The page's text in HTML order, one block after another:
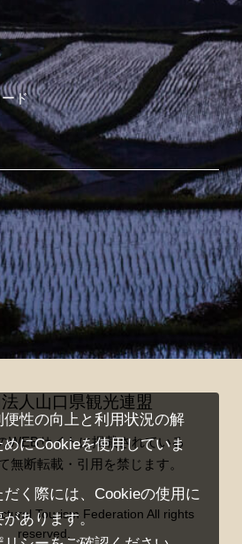
ド
人山口県観光連盟
WEBサイトに掲載されている
無断転載・引用を禁じます。
Tourism Federation All rights
reserved.
性の向上と利用状況の解
にCookieを使用していま
く際には、Cookieの使用に
があります。